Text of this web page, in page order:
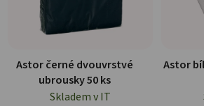
Astor černé dvouvrstvé
ubrousky 50 ks
Skladem v IT
Astor